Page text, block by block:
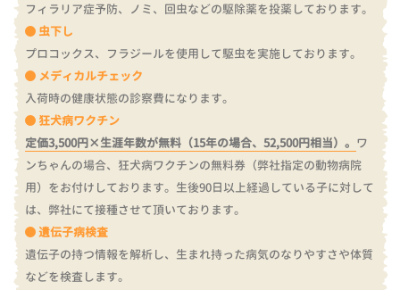
フィラリア症予防、ノミ、回虫などの駆除薬を投薬しております。
虫下し
プロコックス、フラジールを使用して駆虫を実施しております。
メディカルチェック
入荷時の健康状態の診察費になります。
狂犬病ワクチン
定価3,500円×生涯年数が無料（15年の場合、52,500円相当）。 ワ
ンちゃんの場合、狂犬病ワクチンの無料券（弊社指定の動物病院
用）をお付けしております。 生後90日以上経過している子に対して
は、弊社にて接種させて頂いております。
遺伝子病検査
遺伝子の持つ情報を解析し、生まれ持った病気のなりやすさや体質
などを検査します。